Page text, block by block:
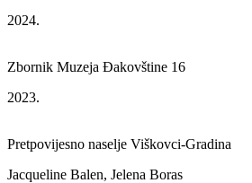
2024.
Zbornik Muzeja Đakovštine 16
2023.
Pretpovijesno naselje Viškovci-Gradina
Jacqueline Balen, Jelena Boras